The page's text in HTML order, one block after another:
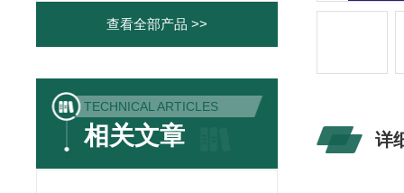
查看全部产品 >>
TECHNICAL ARTICLES
相关文章 详